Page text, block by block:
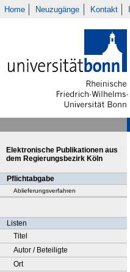
Home Neuzugänge Kontakt
Elektronische Publikationen aus
dem Regierungsbezirk Köln
Pflichtabgabe
Ablieferungsverfahren
Listen
Titel
Autor / Beteiligte
Ort